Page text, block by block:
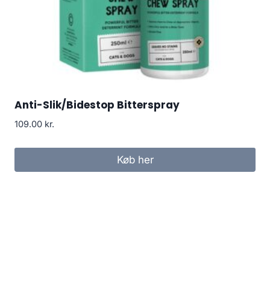
Anti-Slik/Bidestop Bitterspray
109.00 kr.
Køb her